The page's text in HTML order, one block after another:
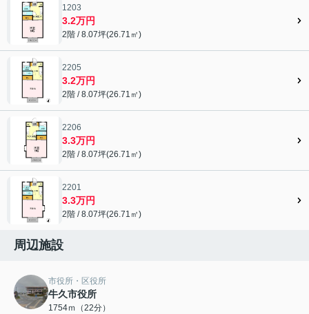
1203
3.2万円
2階 / 8.07坪(26.71㎡)
2205
3.2万円
2階 / 8.07坪(26.71㎡)
2206
3.3万円
2階 / 8.07坪(26.71㎡)
2201
3.3万円
2階 / 8.07坪(26.71㎡)
周辺施設
市役所・区役所
牛久市役所
1754ｍ（22分）